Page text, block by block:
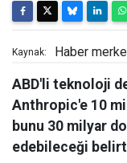
Kaynak: Haber
ABD'li teknoloji
Anthropic'e 10
bunu 30 milyar
edebileceği